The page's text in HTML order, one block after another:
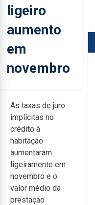
ligeiro
aumento
em
novembro
As taxas de juro
implícitas no
crédito à
habitação
aumentaram
ligeiramente em
novembro e o
valor médio da
prestação